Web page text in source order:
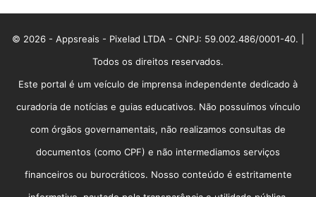
© 2026 - Appsreais - Pixelad LTDA - CNPJ: 59.002.486/0001-40. |
Todos os direitos reservados.
Este portal é um veículo de imprensa independente dedicado à
curadoria de notícias e guias educativos. Não possuímos vínculo
com órgãos governamentais, não realizamos consultas de
documentos (como CPF) e não intermediamos serviços
financeiros ou burocráticos. Nosso conteúdo é estritamente